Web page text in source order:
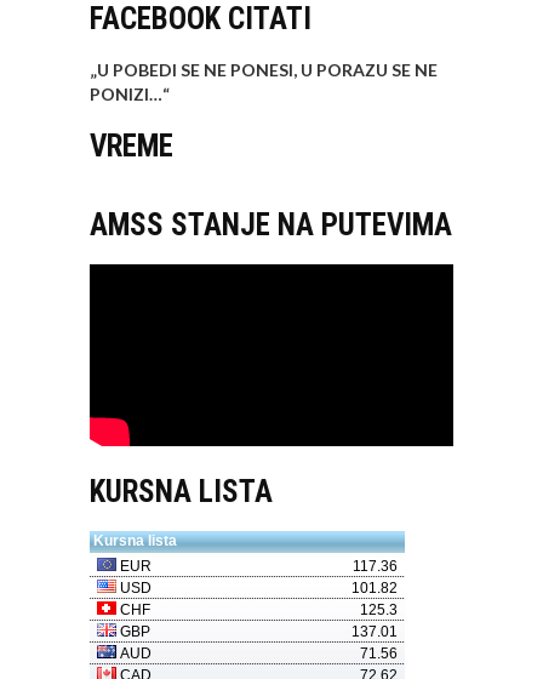
FACEBOOK CITATI
„U POBEDI SE NE PONESI, U PORAZU SE NE
PONIZI…“
VREME
AMSS STANJE NA PUTEVIMA
KURSNA LISTA